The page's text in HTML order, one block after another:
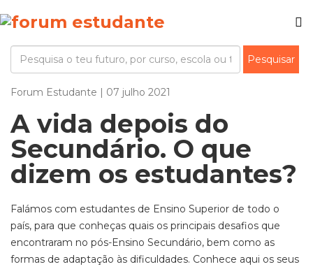
Forum Estudante | 07 julho 2021
A vida depois do
Secundário. O que
dizem os estudantes?
Falámos com estudantes de Ensino Superior de todo o
país, para que conheças quais os principais desafios que
encontraram no pós-Ensino Secundário, bem como as
formas de adaptação às dificuldades. Conhece aqui os seus